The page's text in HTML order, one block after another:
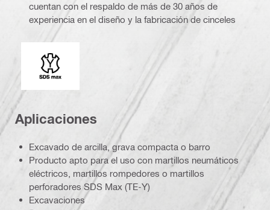
cuentan con el respaldo de más de 30 años de
experiencia en el diseño y la fabricación de cinceles
Conexión
Aplicaciones
Excavado de arcilla, grava compacta o barro
Producto apto para el uso con martillos neumáticos
eléctricos, martillos rompedores o martillos
perforadores SDS Max (TE-Y)
Excavaciones